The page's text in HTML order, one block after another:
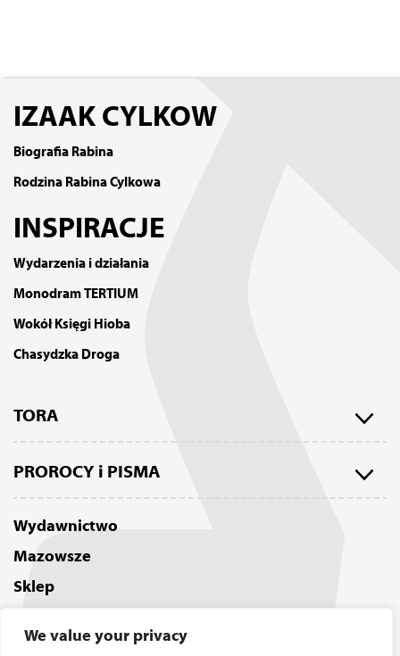
We value your privacy
IZAAK CYLKOW
Biografia Rabina
Rodzina Rabina Cylkowa
INSPIRACJE
Wydarzenia i działania
Monodram TERTIUM
Wokół Księgi Hioba
Chasydzka Droga
TORA
Tora w Judaizmie
Tora Pardes Lauder a Tora Cylkowa
PROROCY i PISMA
Księgi Jezajasza
Księgi Pięciu Zwojów (Hamesz Megilot)
Psalmy
Wydawnictwo
Mazowsze
Sklep